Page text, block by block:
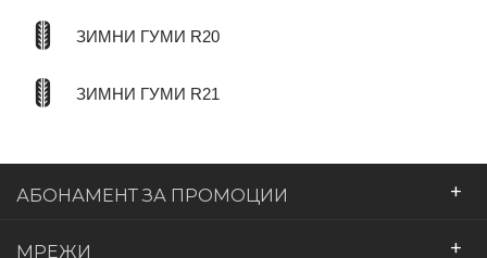
ЗИМНИ ГУМИ R20
ЗИМНИ ГУМИ R21
АБОНАМЕНТ ЗА ПРОМОЦИИ +
МРЕЖИ +